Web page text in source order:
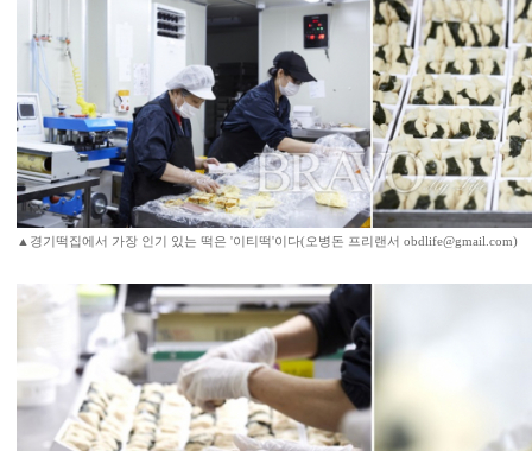
▲경기떡집에서 가장 인기 있는 떡은 '이티떡'이다(오병돈 프리랜서 obdlife@gmail.com)